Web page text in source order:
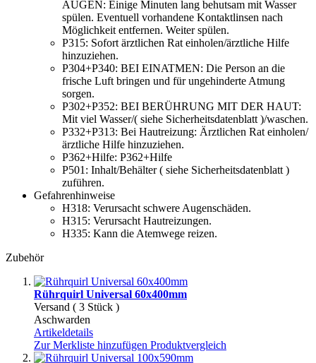
AUGEN: Einige Minuten lang behutsam mit Wasser
spülen. Eventuell vorhandene Kontaktlinsen nach
Möglichkeit entfernen. Weiter spülen.
P315: Sofort ärztlichen Rat einholen/ärztliche Hilfe
hinzuziehen.
P304+P340: BEI EINATMEN: Die Person an die
frische Luft bringen und für ungehinderte Atmung
sorgen.
P302+P352: BEI BERÜHRUNG MIT DER HAUT:
Mit viel Wasser/( siehe Sicherheitsdatenblatt )/waschen.
P332+P313: Bei Hautreizung: Ärztlichen Rat einholen/
ärztliche Hilfe hinzuziehen.
P362+Hilfe: P362+Hilfe
P501: Inhalt/Behälter ( siehe Sicherheitsdatenblatt )
zuführen.
Gefahrenhinweise
H318: Verursacht schwere Augenschäden.
H315: Verursacht Hautreizungen.
H335: Kann die Atemwege reizen.
Zubehör
Rührquirl Universal 60x400mm
Versand ( 3 Stück )
Aschwarden
Artikeldetails
Zur Merkliste hinzufügen Produktvergleich